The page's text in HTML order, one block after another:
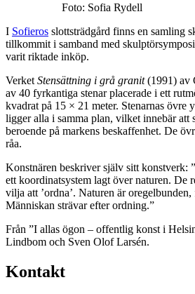
Foto: Sofia Rydell
I Sofieros slottsträdgård finns en samling
tillkommit i samband med
varit riktade inköp.
Verket Stensättning i grå granit(1991) av
av 40 fyrkantiga stenar placerade i ett
kvadrat på 15 × 21 meter. Stenarnas övre
ligger alla i samma plan, vilket innebär att
beroende på markens beskaffenhet. De
råa.
Konstnären beskriver själv sitt konstverk:
ett koordinatsystem lagt över naturen. De
vilja att ’ordna’. Naturen är
Människan strävar efter ordning.”
Från ”I allas ögon – offentlig konst i
Lindbom och Sven Olof Larsén.
Kontakt